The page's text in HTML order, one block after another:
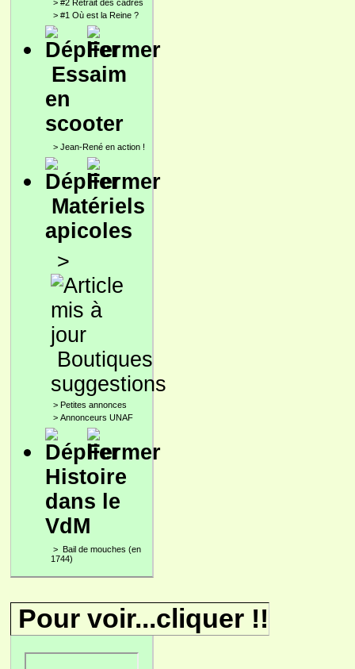
> #2 Retrait des cadres
> #1 Où est la Reine ?
Essaim
en
scooter
> Jean-René en action !
Matériels
apicoles
>
Boutiques
suggestions
> Petites annonces
> Annonceurs UNAF
Histoire
dans le
VdM
> Bail de mouches (en
1744)
Pour voir...cliquer !!